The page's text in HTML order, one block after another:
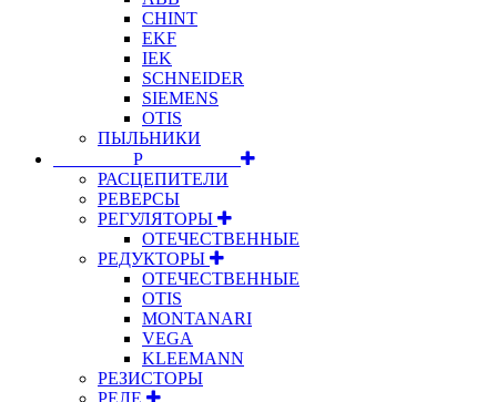
CHINT
EKF
IEK
SCHNEIDER
SIEMENS
OTIS
ПЫЛЬНИКИ
⠀⠀⠀⠀⠀⠀Р⠀⠀⠀⠀⠀⠀⠀
РАСЦЕПИТЕЛИ
РЕВЕРСЫ
РЕГУЛЯТОРЫ
ОТЕЧЕСТВЕННЫЕ
РЕДУКТОРЫ
ОТЕЧЕСТВЕННЫЕ
OTIS
MONTANARI
VEGA
KLEEMANN
РЕЗИСТОРЫ
РЕЛЕ